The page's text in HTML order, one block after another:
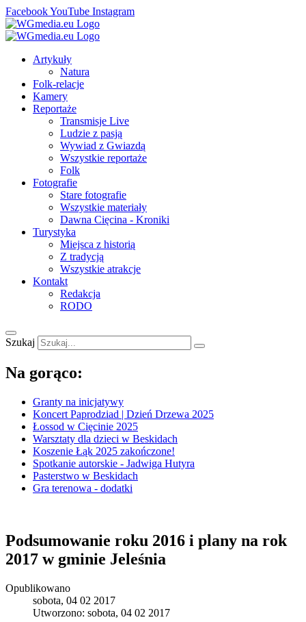
FacebookYouTube Instagram
Artykuły
Natura
Folk-relacje
Kamery
Reportaże
Transmisje Live
Ludzie z pasją
Wywiad z Gwiazdą
Wszystkie reportaże
Folk
Fotografie
Stare fotografie
Wszystkie materiały
Dawna Cięcina - Kroniki
Turystyka
Miejsca z historią
Z tradycją
Wszystkie atrakcje
Kontakt
Redakcja
RODO
Szukaj
Na gorąco:
Granty na inicjatywy
Koncert Paprodziad | Dzień Drzewa 2025
Łossod w Cięcinie 2025
Warsztaty dla dzieci w Beskidach
Koszenie Łąk 2025 zakończone!
Spotkanie autorskie - Jadwiga Hutyra
Pasterstwo w Beskidach
Gra terenowa - dodatki
Podsumowanie roku 2016 i plany na rok
2017 w gminie Jeleśnia
Opublikowano
sobota, 04 02 2017
Utworzono: sobota, 04 02 2017